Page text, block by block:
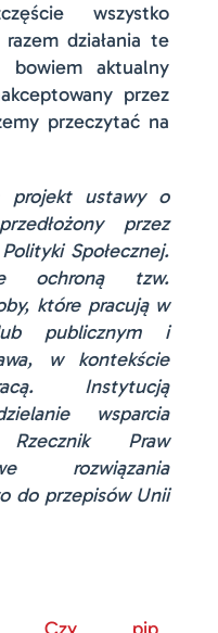
wszystko
działania te
bowiem aktualny
przez
przeczytać na
projekt ustawy o
przez
Społecznej.
ochroną tzw.
które pracują w
publicznym i
w kontekście
Instytucją
wsparcia
Praw
rozwiązania
do przepisów Unii